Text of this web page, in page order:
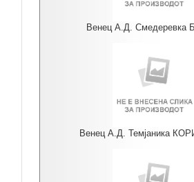
Венец А.Д. Смедеревка
Венец А.Д. Темјаника